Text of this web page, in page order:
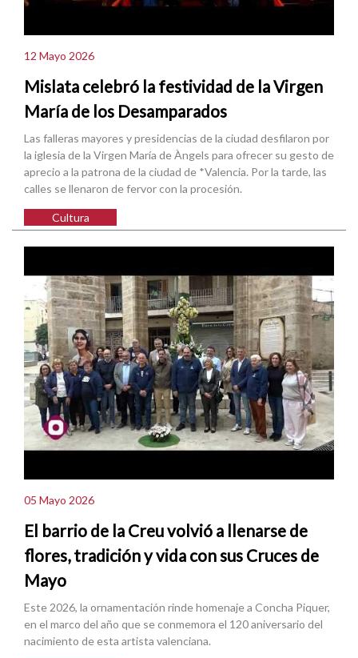
12 Mayo 2026
Mislata celebró la festividad de la Virgen
María de los Desamparados
Las falleras mayores y presidencias de la ciudad desfilaron por
la iglesia de la Virgen María de Àngels para ofrecer su gesto de
aprecio a la patrona de la ciudad de *Valencia. Por la tarde, las
calles se llenaron de fervor con la procesión.
Cultura
05 Mayo 2026
El barrio de la Creu volvió a llenarse de
flores, tradición y vida con sus Cruces de
Mayo
Este 2026, la ornamentación rinde homenaje a Concha Piquer,
en el marco del año que se conmemora el 120 aniversario del
nacimiento de esta artista valenciana.